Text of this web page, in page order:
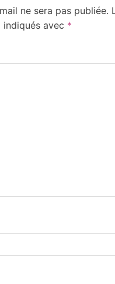
ne sera pas publiée.
avec *